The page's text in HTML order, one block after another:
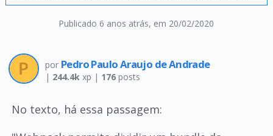
Publicado 6 anos atrás, em 20/02/2020
por Pedro Paulo Araujo de Andrade
| 244.4kxp | 176posts
No texto, há essa passagem: